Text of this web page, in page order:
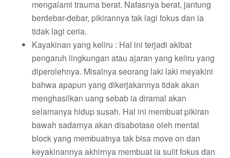
mengalami trauma berat. Nafasnya berat, jantung
berdebar-debar, pikirannya tak lagi fokus dan ia
tidak lagi ceria.
Kayakinan yang keliru : Hal ini terjadi akibat
pengaruh lingkungan atau ajaran yang keliru yang
diperolehnya. Misalnya seorang laki laki meyakini
bahwa apapun yang dikerjakannya tidak akan
menghasilkan uang sebab ia diramal akan
selamanya hidup susah. Hal ini membuat pikiran
bawah sadarnya akan disabotase oleh mental
block yang membuatnya tak bisa move on dan
keyakinannya akhirnya membuat ia sulit fokus dan